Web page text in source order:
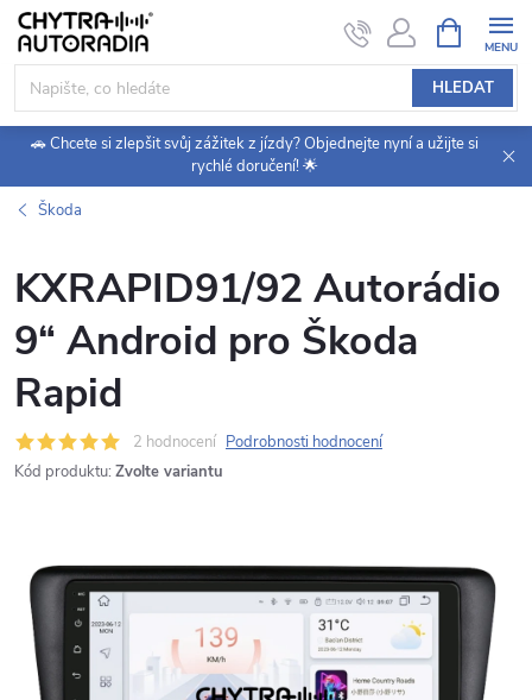
Přejít
obsah
HLEDAT
NÁKUPNÍ
KOŠÍK
🚗 Chcete si zlepšit svůj zážitek z jízdy? Objednejte nyní a užijte si
rychlé doručení! 🌟
Škoda
KXRAPID91/92 Autorádio
9“ Android pro Škoda
Rapid
2 hodnocení Podrobnosti hodnocení
Kód produktu: Zvolte variantu